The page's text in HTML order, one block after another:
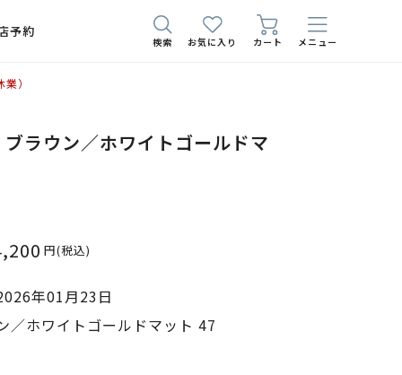
予約
検索 お気に入り カート メニュー
）
ラウン／ホワイトゴールドマ
円(税込)
年01月23日
／ホワイトゴールドマット 47